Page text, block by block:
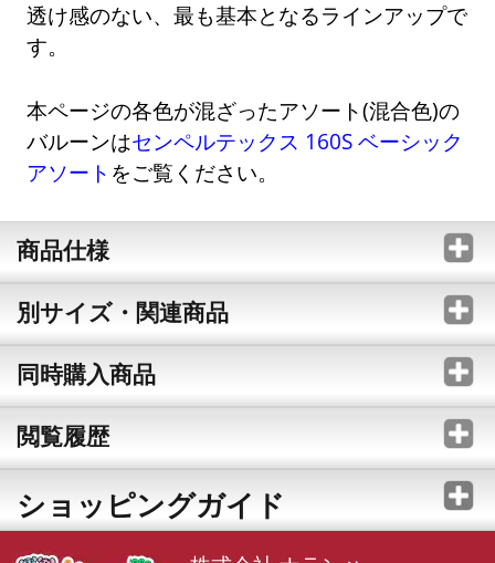
透け感のない、最も基本となるラインアップで
す。
本ページの各色が混ざったアソート(混合色)の
バルーンはセンペルテックス 160S ベーシック
アソート をご覧ください。
商品仕様
別サイズ・関連商品
同時購入商品
閲覧履歴
ショッピングガイド